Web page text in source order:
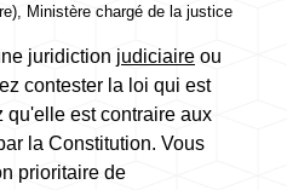
Ministère chargé de la justice
juridiction judiciaire ou
contester la loi qui est
est contraire aux
la Constitution. Vous
prioritaire de